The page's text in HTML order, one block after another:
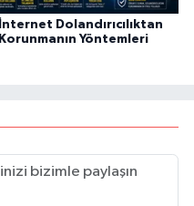
İnternet Dolandırıcılıktan
Korunmanın Yöntemleri